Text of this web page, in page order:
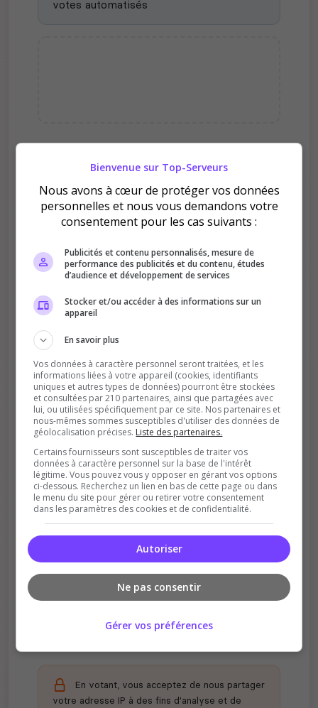
votes automatisés
Pourquoi voter pour
ROLEPLAY FR ?
Améliore le classement
Votre vote aide le serveur à monter dans le
Soutient la communauté
Plus de visibilité = plus de joueurs
Récompenses possibles
En votant, vous acceptez de nous partager
votre adresse IP à des fins d'analyse et de
Bienvenue sur Top-Serveurs
Nous avons à cœur de protéger vos données
personnelles et nous vous demandons votre
consentement pour les cas suivants :
Publicités et contenu personnalisés, mesure de
performance des publicités et du contenu, études
d’audience et développement de services
Stocker et/ou accéder à des informations sur un
appareil
En savoir plus
Vos données à caractère personnel seront traitées, et les
informations liées à votre appareil (cookies, identifiants
uniques et autres types de données) pourront être stockées
et consultées par 210 partenaires, ainsi que partagées avec
lui, ou utilisées spécifiquement par ce site. Nos partenaires et
nous-mêmes sommes susceptibles d'utiliser des données de
géolocalisation précises. Liste des partenaires.
Certains fournisseurs sont susceptibles de traiter vos
données à caractère personnel sur la base de l'intérêt
légitime. Vous pouvez vous y opposer en gérant vos options
ci-dessous. Recherchez un lien en bas de cette page ou dans
le menu du site pour gérer ou retirer votre consentement
dans les paramètres des cookies et de confidentialité.
Autoriser
Ne pas consentir
Gérer vos préférences